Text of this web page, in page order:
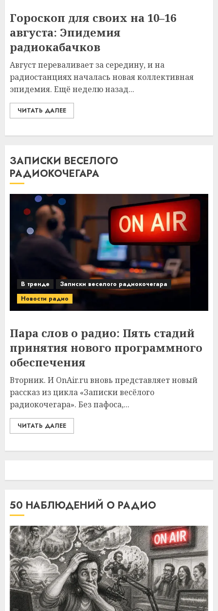
Гороскоп для своих на 10–16
августа: Эпидемия
радиокабачков
Август переваливает за середину, и на
радиостанциях началась новая коллективная
эпидемия. Ещё неделю назад...
ЧИТАТЬ ДАЛЕЕ
ЗАПИСКИ ВЕСЕЛОГО
РАДИОКОЧЕГАРА
В тренде
Записки веселого радиокочегара
Новости радио
Пара слов о радио: Пять стадий
принятия нового программного
обеспечения
Вторник. И OnAir.ru вновь представляет новый
рассказ из цикла «Записки весёлого
радиокочегара». Без пафоса,...
ЧИТАТЬ ДАЛЕЕ
50 НАБЛЮДЕНИЙ О РАДИО